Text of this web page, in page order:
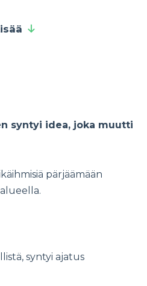
syntyi idea, joka muutti
pärjäämään
syntyi ajatus